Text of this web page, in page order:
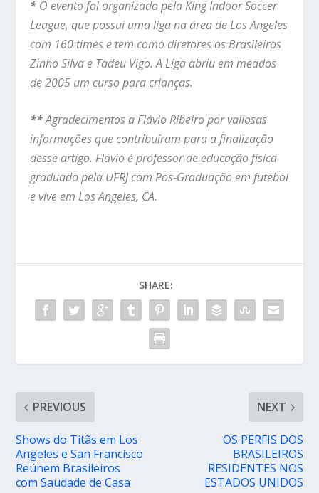
* O evento foi organizado pela King Indoor Soccer
League, que possui uma liga na área de Los Angeles
com 160 times e tem como diretores os Brasileiros
Zinho Silva e Tadeu Vigo. A Liga abriu em meados
de 2005 um curso para crianças.
**Agradecimentos a Flávio Ribeiro por valiosas
informações que contribuíram para a finalização
desse artigo. Flávio é professor de educação física
graduado pela UFRJ com Pos-Graduação em futebol
e vive em Los Angeles, CA.
SHARE:
PREVIOUS
Shows do Titãs em Los
Angeles e San Francisco
Reúnem Brasileiros
com Saudade de Casa
NEXT
OS PERFIS DOS
BRASILEIROS
RESIDENTES NOS
ESTADOS UNIDOS